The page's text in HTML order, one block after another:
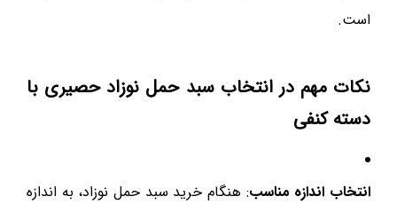
است.
نکات مهم در انتخاب سبد حمل نوزاد حصیری با
دسته کنفی
انتخاب اندازه مناسب: هنگام خرید سبد حمل نوزاد، به اندازه